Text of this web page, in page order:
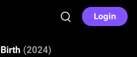
Login
Birth (2024)